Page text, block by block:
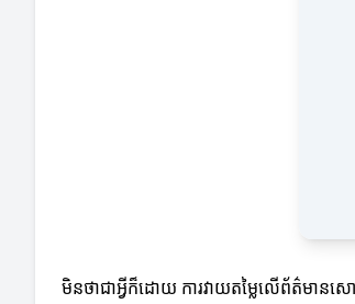
មិនថាជាអ្វីក៏ដោយ ការវាយតម្លៃលើព័ត៌មានស